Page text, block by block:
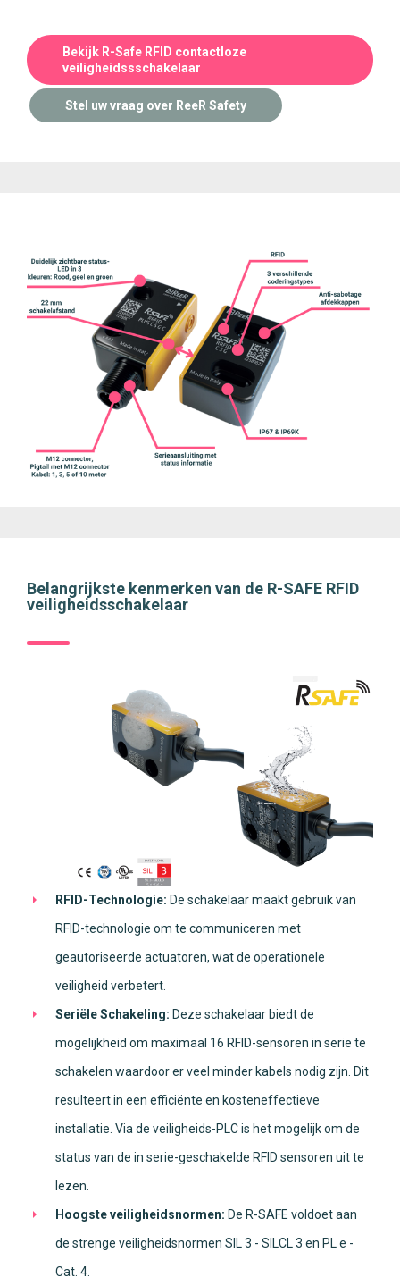
Bekijk R-Safe RFID contactloze
veiligheidssschakelaar
Stel uw vraag over ReeR Safety
Belangrijkste kenmerken van de R-SAFE RFID
veiligheidsschakelaar
RFID-Technologie: De schakelaar maakt gebruik van
RFID-technologie om te communiceren met
geautoriseerde actuatoren, wat de operationele
veiligheid verbetert.
Seriële Schakeling: Deze schakelaar biedt de
mogelijkheid om maximaal 16 RFID-sensoren in serie te
schakelen waardoor er veel minder kabels nodig zijn. Dit
resulteert in een efficiënte en kosteneffectieve
installatie. Via de veiligheids-PLC is het mogelijk om de
status van de in serie-geschakelde RFID sensoren uit te
lezen.
Hoogste veiligheidsnormen: De R-SAFE voldoet aan
de strenge veiligheidsnormen SIL 3 - SILCL 3 en PL e -
Cat. 4.